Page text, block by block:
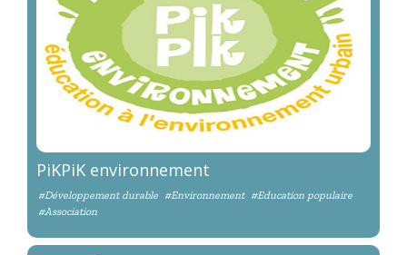
PiKPiK environnement
#Développement durable #Environnement #Education populaire
#Association